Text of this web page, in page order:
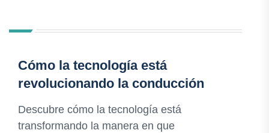
Cómo la tecnología está
revolucionando la conducción
Descubre cómo la tecnología está
transformando la manera en que